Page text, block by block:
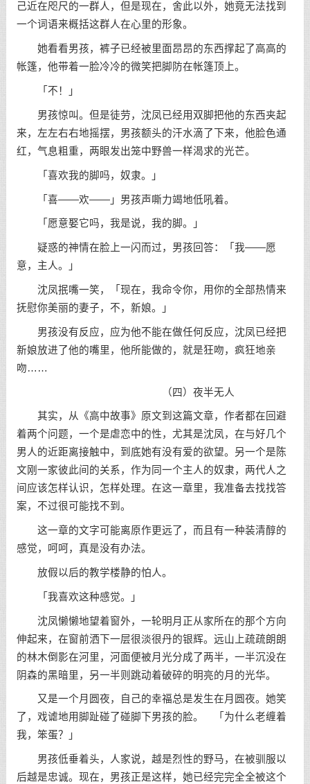
己近在咫尺的一群人，但是现在，舍此以外，她竟无法找到
一个词语来概括这群人在心里的形象。
她看看男孩，裤子已经被里面昂昂的东西撑起了高高的
帐篷，他带着一脸冷冷的微笑把脚防在帐篷顶上。
「不！」
男孩惊叫。但是徒劳，沈凤已经用双脚把他的东西夹起
来，左左右右地摇摆，男孩额头的汗水滴了下来，他脸色通
红，气息粗重，两眼发出笼中野兽一样渴求的光芒。
「喜欢我的脚吗，奴隶。」
「喜——欢——」男孩声嘶力竭地低吼着。
「愿意娶它吗，我是说，我的脚。」
疑惑的神情在脸上一闪而过，男孩回答：「我——愿
意，主人。」
沈凤抿嘴一笑，「现在，我命令你，用你的全部热情来
抚慰你美丽的妻子，不，新娘。」
男孩没有反应，应为他不能在做任何反应，沈凤已经把
新娘放进了他的嘴里，他所能做的，就是狂吻，疯狂地亲
吻……
（四）夜半无人
其实，从《高中故事》原文到这篇文章，作者都在回避
着两个问题，一个是虐恋中的性，尤其是沈凤，在与好几个
男人的近距离接触中，到底她有没有爱的欲望。另一个是陈
文刚一家彼此间的关系，作为同一个主人的奴隶，两代人之
间应该怎样认识，怎样处理。在这一章里，我准备去找找答
案，不过很可能找不到。
这一章的文字可能离原作更远了，而且有一种装清醇的
感觉，呵呵，真是没有办法。
放假以后的教学楼静的怕人。
「我喜欢这种感觉。」
沈凤懒懒地望着窗外，一轮明月正从家所在的那个方向
伸起来，在窗前洒下一层很淡很丹的银辉。远山上疏疏朗朗
的林木倒影在河里，河面便被月光分成了两半，一半沉没在
阴森的黑暗里，另一半则跳动着破碎的明亮的月的光华。
又是一个月圆夜，自己的幸福总是发生在月圆夜。她笑
了，戏谑地用脚趾碰了碰脚下男孩的脸。 「为什么老缠着
我，笨蛋？」
男孩低垂着头，人家说，越是烈性的野马，在被驯服以
后越是忠诚。现在，男孩正是这样，她已经完完全全被这个